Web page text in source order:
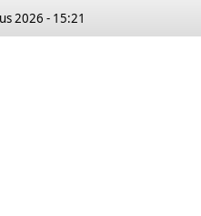
2026 - 15:21